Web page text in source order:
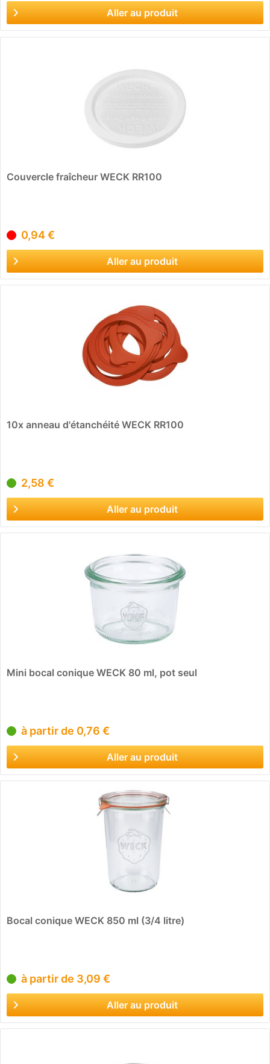
Aller au produit
Couvercle fraîcheur WECK RR100
0,94 €
Aller au produit
10x anneau d'étanchéité WECK RR100
2,58 €
Aller au produit
Mini bocal conique WECK 80 ml, pot seul
à partir de 0,76 €
Aller au produit
Bocal conique WECK 850 ml (3/4 litre)
à partir de 3,09 €
Aller au produit